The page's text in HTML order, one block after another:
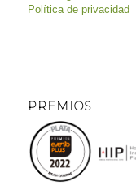
Política de privacidad
PREMIOS